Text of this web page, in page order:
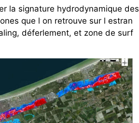
la signature hydrodynamique des
que l on retrouve sur l estran
déferlement, et zone de surf